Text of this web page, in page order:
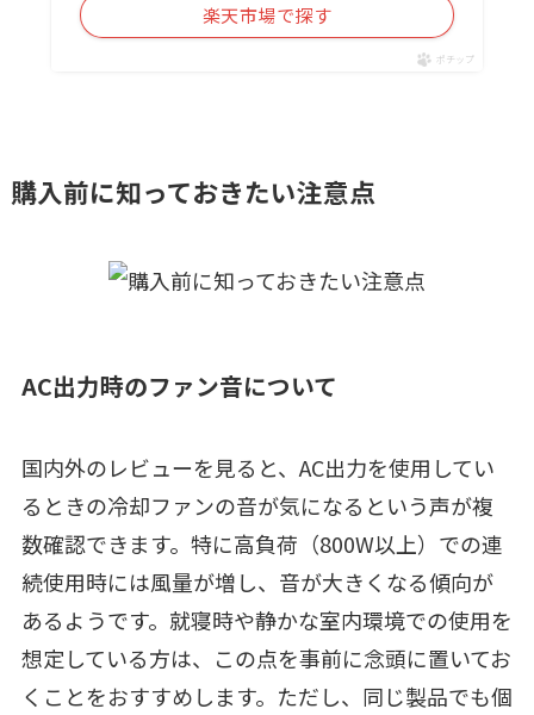
楽天市場で探す
ポチップ
購入前に知っておきたい注意点
AC出力時のファン音について
国内外のレビューを見ると、AC出力を使用してい
るときの冷却ファンの音が気になるという声が複
数確認できます。特に高負荷（800W以上）での連
続使用時には風量が増し、音が大きくなる傾向が
あるようです。就寝時や静かな室内環境での使用を
想定している方は、この点を事前に念頭に置いてお
くことをおすすめします。ただし、同じ製品でも個